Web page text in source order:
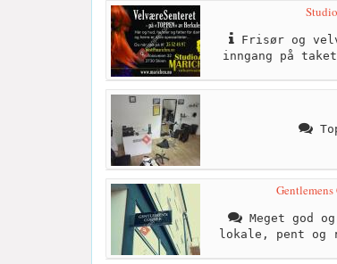
Frisør og
inngang på
Meget god
lokale, pent og